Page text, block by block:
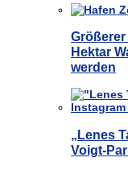
Hektar
werden
„Lenes
Voigt-